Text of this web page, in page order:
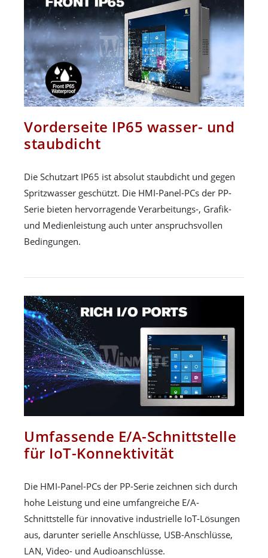
Vorderseite IP65 wasser- und
staubdicht
Die Schutzart IP65 ist absolut staubdicht und gegen
Spritzwasser geschützt. Die HMI-Panel-PCs der PP-
Serie bieten hervorragende Verarbeitungs-, Grafik-
und Medienleistung auch unter anspruchsvollen
Bedingungen.
Umfassende E/A-Schnittstelle
für IoT-Konnektivität
Die HMI-Panel-PCs der PP-Serie zeichnen sich durch
hohe Leistung und eine umfangreiche E/A-
Schnittstelle für innovative industrielle IoT-Lösungen
aus, darunter serielle Anschlüsse, USB-Anschlüsse,
LAN, Video- und Audioanschlüsse.